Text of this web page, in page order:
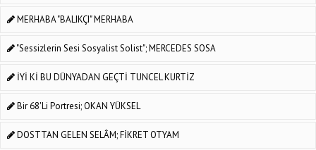
MERHABA "BALIKÇI" MERHABA
"Sessizlerin Sesi Sosyalist Solist"; MERCEDES SOSA
İYİ Kİ BU DÜNYADAN GEÇTİ TUNCEL KURTİZ
Bir 68'li Portresi; OKAN YÜKSEL
DOSTTAN GELEN SELÂM; FİKRET OTYAM